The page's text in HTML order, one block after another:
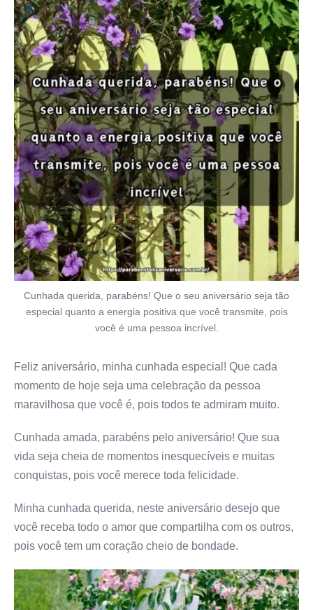
Cunhada querida, parabéns! Que o seu aniversário seja tão
especial quanto a energia positiva que você transmite, pois
você é uma pessoa incrível.
Feliz aniversário, minha cunhada especial! Que cada
momento de hoje seja uma celebração da pessoa
maravilhosa que você é, pois todos te admiram muito.
Cunhada amada, parabéns pelo aniversário! Que sua
vida seja cheia de momentos inesquecíveis e muitas
conquistas, pois você merece toda felicidade.
Minha cunhada querida, neste aniversário desejo que
você receba todo o amor que compartilha com os outros,
pois você tem um coração cheio de bondade.